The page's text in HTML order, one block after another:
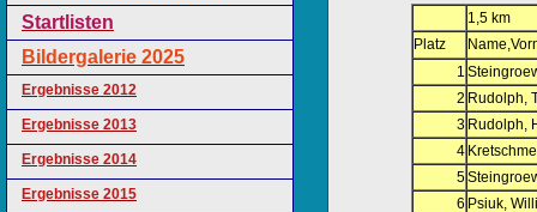
Startlisten
Bildergalerie 2025
Ergebnisse 2012
Ergebnisse 2013
Ergebnisse 2014
Ergebnisse 2015
1,5 km
Platz
1
2 Rudolph,
3 Rudolph,
4
5
6 Psiuk, Willi